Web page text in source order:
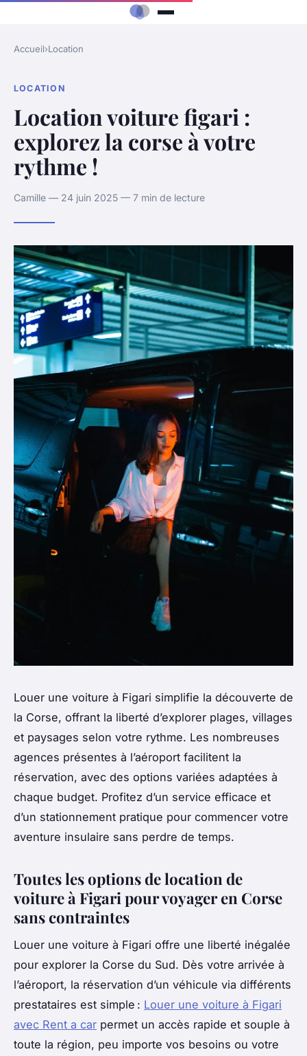
Accueil›Location
LOCATION
Location voiture figari :
explorez la corse à votre
rythme !
Camille — 24 juin 2025 — 7 min de lecture
Louer une voiture à Figari simplifie la découverte de
la Corse, offrant la liberté d’explorer plages, villages
et paysages selon votre rythme. Les nombreuses
agences présentes à l’aéroport facilitent la
réservation, avec des options variées adaptées à
chaque budget. Profitez d’un service efficace et
d’un stationnement pratique pour commencer votre
aventure insulaire sans perdre de temps.
Toutes les options de location de
voiture à Figari pour voyager en Corse
sans contraintes
Louer une voiture à Figari offre une liberté inégalée
pour explorer la Corse du Sud. Dès votre arrivée à
l’aéroport, la réservation d’un véhicule via différents
prestataires est simple : Louer une voiture à Figari
avec Rent a car permet un accès rapide et souple à
toute la région, peu importe vos besoins ou votre